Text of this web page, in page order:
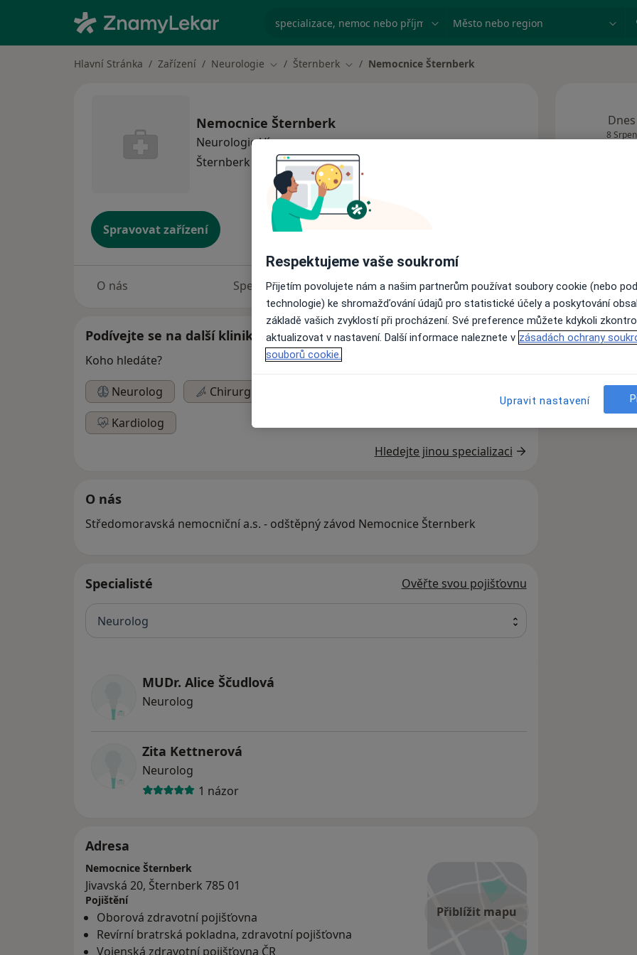
specializace, nemoc nebo příjmení Město nebo region
Hlavní Stránka Zařízení Neurologie Změna města
Šternberk Změna města
Nemocnice Šternberk
Nemocnice Šternberk
NeurologieVíce
Šternberk
1 adresa
Spravovat zařízení
O nás Specialisté Adresy
Podívejte se na další kliniky
Koho hledáte?
Neurolog
Chirurg
Kardiolog
Hledejte jinou specializaci
O nás
Středomoravská nemocniční a.s. - odštěpný závod Nemocnice Šternberk
Specialisté Ověřte svou pojišťovnu
Neurolog
MUDr. Alice Ščudlová
Neurolog
Zita Kettnerová
Neurolog
1 názor
Adresa
Přiblížit mapu
Nemocnice Šternberk
Jivavská 20, Šternberk 785 01
Pojištění
Oborová zdravotní pojišťovna
Revírní bratrská pokladna, zdravotní pojišťovna
Vojenská zdravotní pojišťovna ČR
Dnes
8 Srpen
Respektujeme vaše soukromí
Přijetím povolujete nám a našim partnerům používat soubory cookie (nebo
technologie) ke shromažďování údajů pro statistické účely a poskytování
základě vašich zvyklostí při procházení. Své preference můžete kdykoli
aktualizovat v nastavení. Další informace naleznete v zásadách ochrany
souborů cookie.
Upravit nastavení